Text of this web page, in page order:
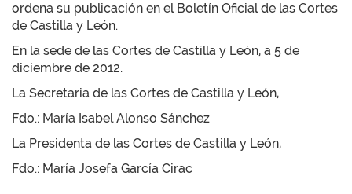
ordena su publicación en el Boletín Oficial de las Cortes
de Castilla y León.
En la sede de las Cortes de Castilla y León, a 5 de
diciembre de 2012.
La Secretaria de las Cortes de Castilla y León,
Fdo.: María Isabel Alonso Sánchez
La Presidenta de las Cortes de Castilla y León,
Fdo.: María Josefa García Cirac